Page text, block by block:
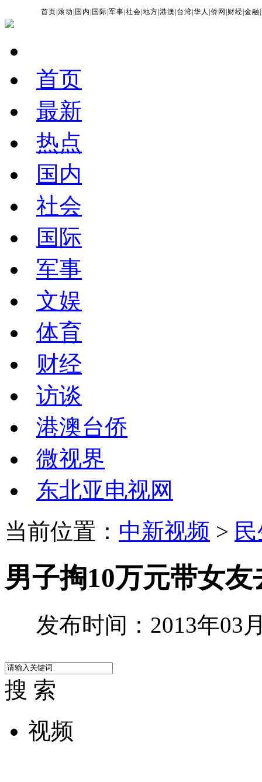
首页 |滚动 国内 国际 |军事 |社会 |地方 |港澳 台湾 |华人 |侨网 财经 |金融 |
首页
最新
热点
国内
社会
国际
军事
文娱
体育
财经
访谈
港澳台侨
微视界
东北亚电视网
当前位置： 中新视频 >
男子掏10万元带女友
发布时间：2013年03
搜 索
视频